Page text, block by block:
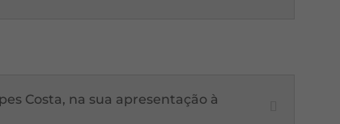
Costa, na sua apresentação à